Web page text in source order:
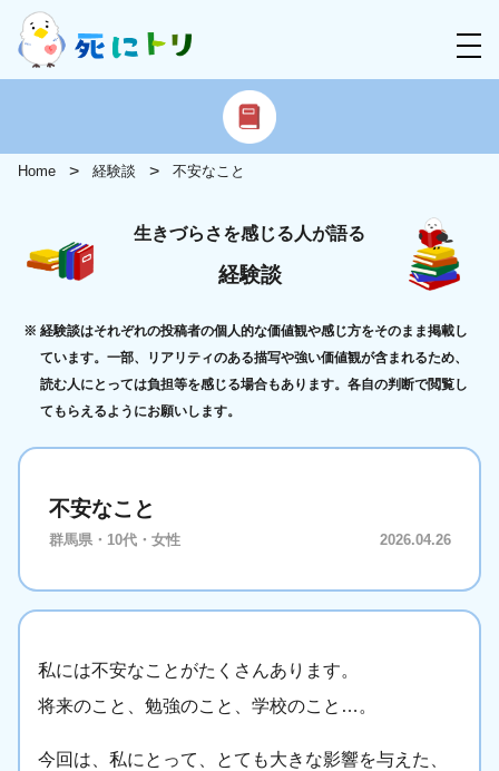
Home 経験談 不安なこと
生きづらさを感じる人が語る
経験談
経験談はそれぞれの投稿者の個人的な価値観や感じ方をそのまま掲載し
ています。一部、リアリティのある描写や強い価値観が含まれるため、
読む人にとっては負担等を感じる場合もあります。各自の判断で閲覧し
てもらえるようにお願いします。
不安なこと
群馬県・10代・女性 2026.04.26
私には不安なことがたくさんあります。
将来のこと、勉強のこと、学校のこと…。
今回は、私にとって、とても大きな影響を与えた、